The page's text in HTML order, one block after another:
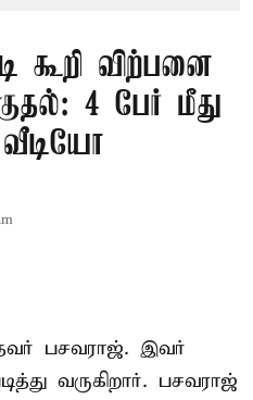
கூறி விற்பனை
4 பேர் மீது
பசவராஜ். இவர்
வருகிறார். பசவராஜ்